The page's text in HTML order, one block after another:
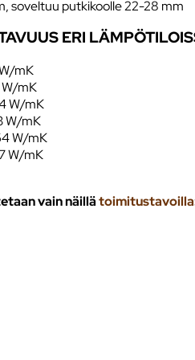
soveltuu putkikoolle 22-28 mm
ERI
mK
mK
W/mK
W/mK
W/mK
W/mK
vain näillätoimitustavoilla